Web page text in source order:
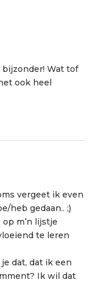
Wat tof
ook heel
vergeet ik even
heb gedaan.. ;)
m’n lijstje
te leren
dat, dat ik een
Ik wil dat